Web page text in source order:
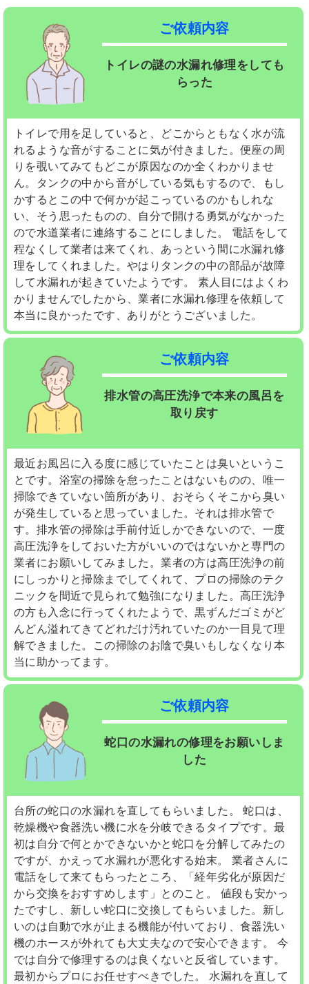
ご依頼内容
トイレの謎の水漏れ修理をしても
らった
トイレで用を足していると、どこからともなく水が流
れるような音がすることに気が付きました。便座の周
りを覗いてみてもどこが原因なのか全くわかりませ
ん。タンクの中から音がしている気もするので、もし
かするとこの中で何かが起こっているのかもしれな
い、そう思ったものの、自分で開ける勇気がなかった
ので水道業者に連絡することにしました。 電話をして
程なくして業者は来てくれ、あっという間に水漏れ修
理をしてくれました。やはりタンクの中の部品が故障
して水漏れが起きていたようです。 素人目にはよくわ
かりませんでしたから、業者に水漏れ修理を依頼して
本当に良かったです、ありがとうございました。
ご依頼内容
排水管の高圧洗浄で本来の風呂を
取り戻す
最近お風呂に入る度に感じていたことは臭いというこ
とです。浴室の掃除を怠ったことはないものの、唯一
掃除できていない箇所があり、おそらくそこから臭い
が発生していると思っていました。それは排水管で
す。排水管の掃除は手前付近しかできないので、一度
高圧洗浄をしておいた方がいいのではないかと専門の
業者にお願いしてみました。業者の方は高圧洗浄の前
にしっかりと掃除までしてくれて、プロの掃除のテク
ニックを間近で見られて勉強になりました。高圧洗浄
の方も入念に行ってくれたようで、黒ずんだゴミがど
んどん溢れてきてどれだけ汚れていたのか一目見て理
解できました。この掃除のお陰で臭いもしなくなり本
当に助かってます。
ご依頼内容
蛇口の水漏れの修理をお願いしま
した
台所の蛇口の水漏れを直してもらいました。 蛇口は、
乾燥機や食器洗い機に水を分岐できるタイプです。最
初は自分で何とかできないかと蛇口を分解してみたの
ですが、かえって水漏れが悪化する始末。 業者さんに
電話をして来てもらったところ、「経年劣化が原因だ
から交換をおすすめします」とのこと。 値段も安かっ
たですし、新しい蛇口に交換してもらいました。新し
いのは自動で水が止まる機能が付いており、食器洗い
機のホースが外れても大丈夫なので安心できます。 今
では自分で修理するのは良くないと反省しています。
最初からプロにお任せすべきでした。 水漏れを直して